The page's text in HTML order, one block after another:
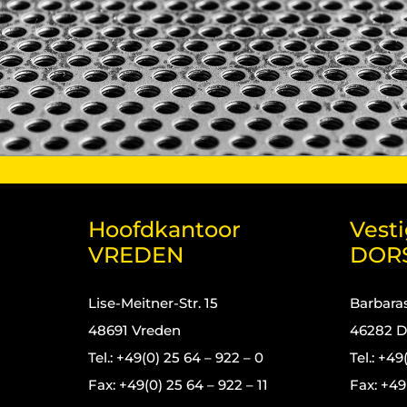
Hoofdkantoor
VREDEN
Lise-Meitner-Str. 15
48691 Vreden
Tel.: +49(0) 25 64 – 922 – 0
Fax: +49(0) 25 64 – 922 – 11
46282
Tel.:
Fax: